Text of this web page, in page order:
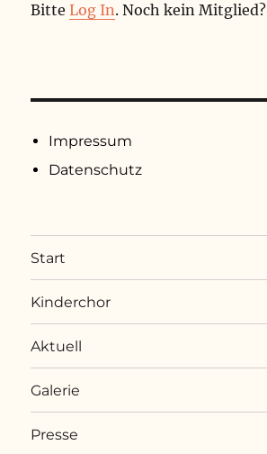
BitteLog In. Noch kein Mitglied?
Impressum
Datenschutz
Start
Kinderchor
Aktuell
Galerie
Presse